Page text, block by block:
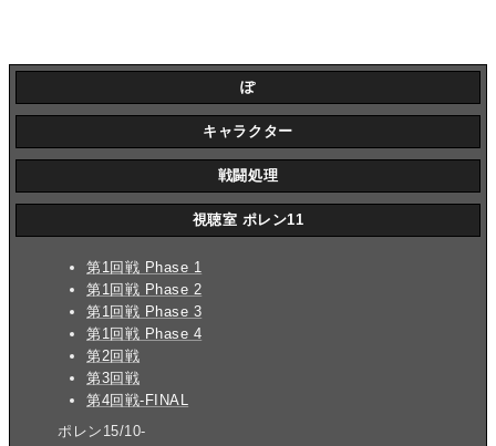
ぽ
キャラクター
戦闘処理
視聴室 ポレン11
第1回戦 Phase 1
第1回戦 Phase 2
第1回戦 Phase 3
第1回戦 Phase 4
第2回戦
第3回戦
第4回戦-FINAL
ポレン15/10-